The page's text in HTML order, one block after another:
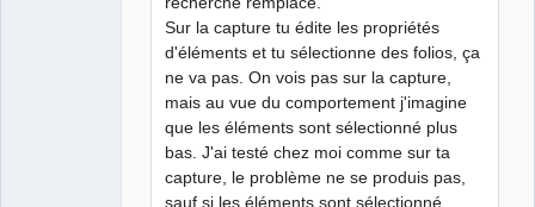
Sur la capture tu édite les propriétés
d'éléments et tu sélectionne des folios, ça
ne va pas. On vois pas sur la capture,
mais au vue du comportement j'imagine
que les éléments sont sélectionné plus
bas. J'ai testé chez moi comme sur ta
capture, le problème ne se produis pas,
sauf si les éléments sont sélectionné.